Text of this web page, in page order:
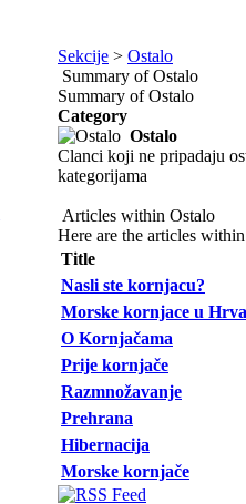
Sekcije > Ostalo
Summary of Ostalo
Summary of Ostalo
Category
Ostalo
Clanci koji ne pripadaju
kategorijama
Articles within Ostalo
Here are the articles
Title
Nasli ste kornjacu?
Morske kornjace u
O Kornjačama
Prije kornjače
Razmnožavanje
Prehrana
Hibernacija
Morske kornjače